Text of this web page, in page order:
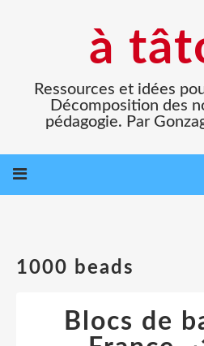
à
Ressources et idées
Décomposition des
pédagogie. Par
1000 beads
Blocs de